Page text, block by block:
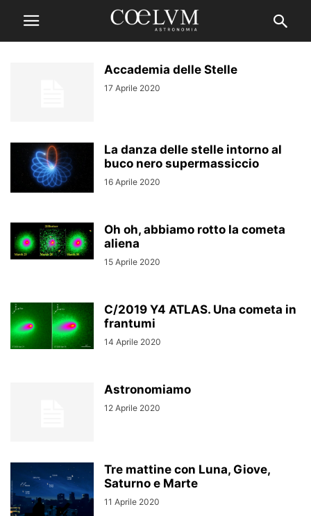
Accademia delle Stelle
17 Aprile 2020
La danza delle stelle intorno al
buco nero supermassiccio
16 Aprile 2020
Oh oh, abbiamo rotto la cometa
aliena
15 Aprile 2020
C/2019 Y4 ATLAS. Una cometa in
frantumi
14 Aprile 2020
Astronomiamo
12 Aprile 2020
Tre mattine con Luna, Giove,
Saturno e Marte
11 Aprile 2020